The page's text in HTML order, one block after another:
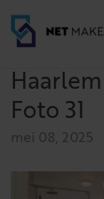
Foto 31
mei 08, 2025